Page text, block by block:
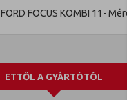
FORD FOCUS KOMBI 11-
ETTŐL A GYÁRTÓTÓL